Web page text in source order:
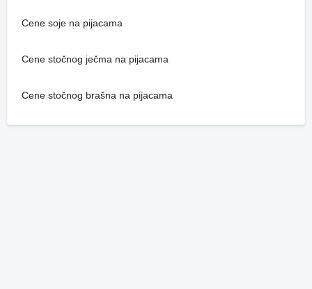
Cene soje na pijacama
Cene stočnog ječma na pijacama
Cene stočnog brašna na pijacama